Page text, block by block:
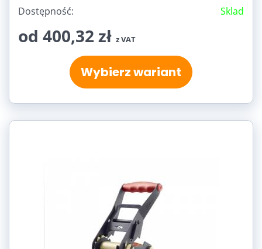
Dostępność: Sklad
od 400,32 zł z VAT
Wybierz wariant